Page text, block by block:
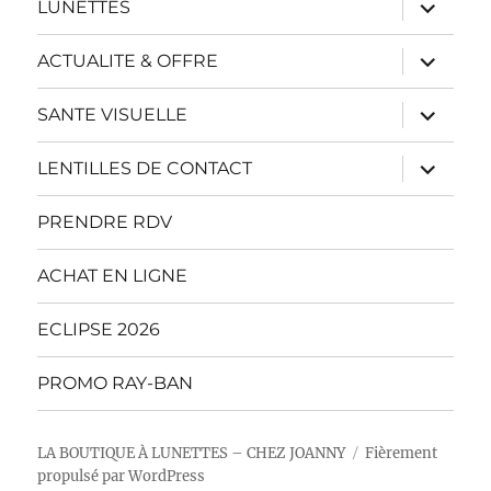
LUNETTES
le
sous-
menu
ACTUALITE & OFFRE
ouvrir
le
sous-
menu
SANTE VISUELLE
ouvrir
le
sous-
menu
LENTILLES DE CONTACT
ouvrir
le
sous-
PRENDRE RDV
ACHAT EN LIGNE
ECLIPSE 2026
PROMO RAY-BAN
LA BOUTIQUE À LUNETTES – CHEZ JOANNY
Fièrement
propulsé par WordPress